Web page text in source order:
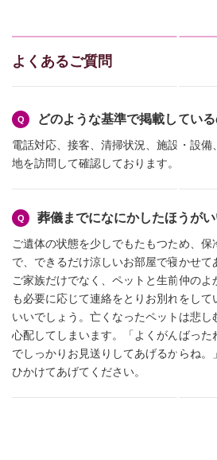
よくあるご質問
どのような基準で掲載してい
電話対応、接客、清掃状況、施設・設備
地を訪問して確認しております。
葬儀までになにかしたほうが
ご遺体の状態を少しでもたもつため、保
で、できるだけ涼しいお部屋で寝かせて
ご家族だけでなく、ペットと生前仲のよ
も必要に応じて連絡をとりお別れをして
いいでしょう。亡くなったペットは悲し
心配してしまいます。「よくがんばった
でしっかりお見送りしてあげるからね
ひかけてあげてください。